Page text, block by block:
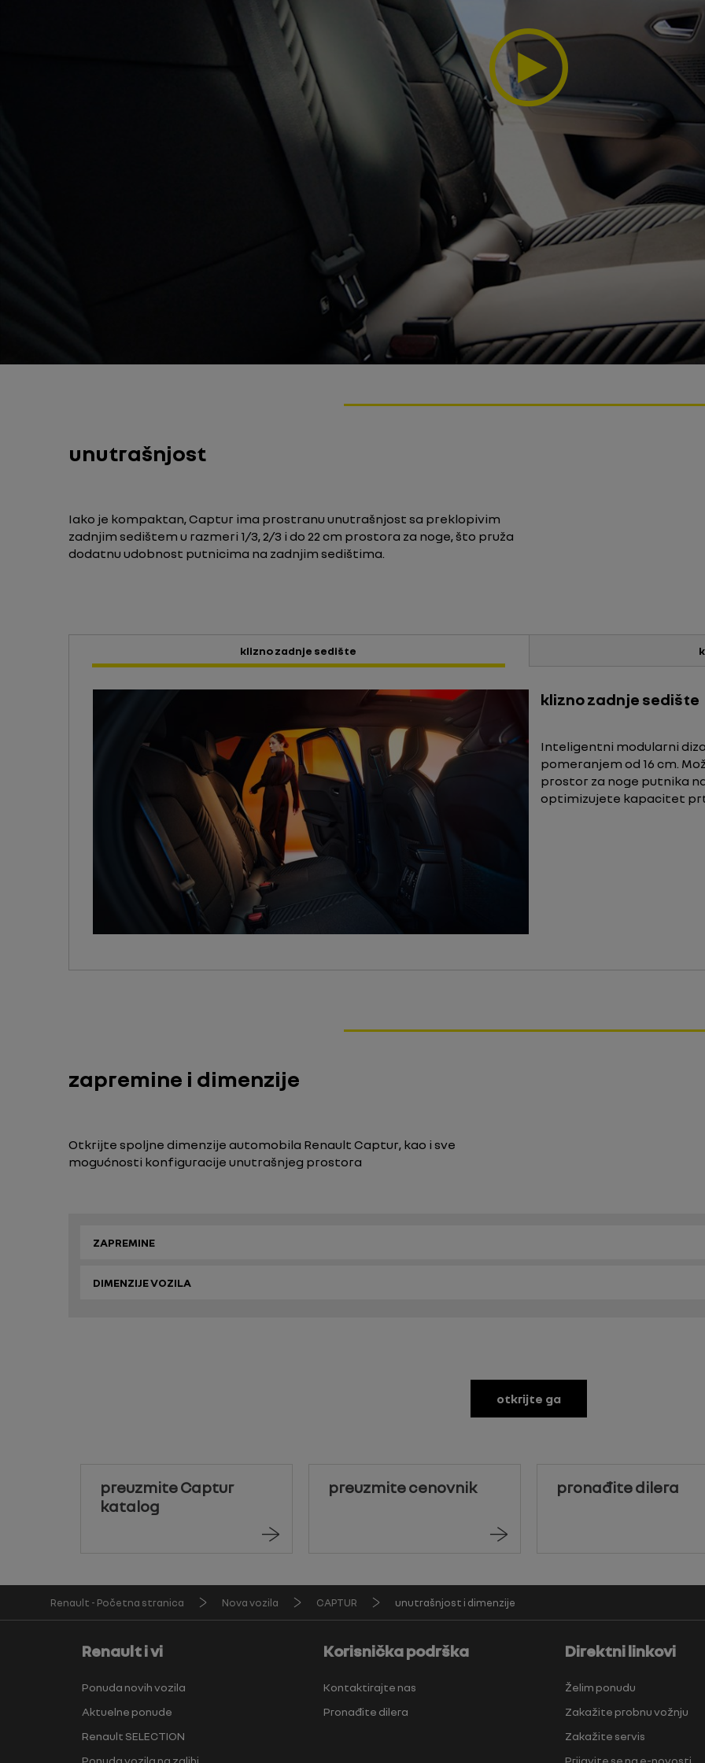
unutrašnjost
Iako je kompaktan, Captur ima prostranu unutrašnjost sa preklopivim
zadnjim sedištem u razmeri 1/3, 2/3 i do 22 cm prostora za noge, što pruža
dodatnu udobnost putnicima na zadnjim sedištima.
klizno zadnje sedište
klizno zadnje sedište
Inteligentni modularni
pomeranjem od 16 cm.
prostor za noge putnika
optimizujete kapacitet
zapremine i dimenzije
Otkrijte spoljne dimenzije automobila Renault Captur, kao i sve
mogućnosti konfiguracije unutrašnjeg prostora
ZAPREMINE
DIMENZIJE VOZILA
otkrijte ga
preuzmite Captur
katalog
preuzmite cenovnik pronađite dilera